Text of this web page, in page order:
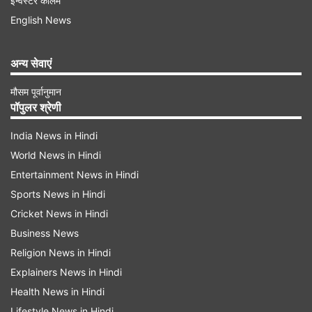
अगर आप जियो एयर फाइबर या फिर जियो फाइबर यूजर हैं तो
वीडियो स्ट्रीमिंग कर पाएंगे।
English News
अन्य सेवाएं
मौसम पूर्वानुमान
पॉपुलर श्रेणी
India News in Hindi
World News in Hindi
Entertainment News in Hindi
Sports News in Hindi
Cricket News in Hindi
Business News
Religion News in Hindi
Explainers News in Hindi
Health News in Hindi